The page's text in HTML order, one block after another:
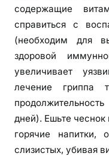
содержащие
справиться с
(необходим для
здоровой
увеличивает
лечение гриппа
дней). Ешьте чеснок
горячие напитки,
слизистых, убивая